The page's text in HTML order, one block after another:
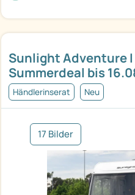
Sunlight Adventure I
Summerdeal bis
Händlerinserat Neu
17 Bilder